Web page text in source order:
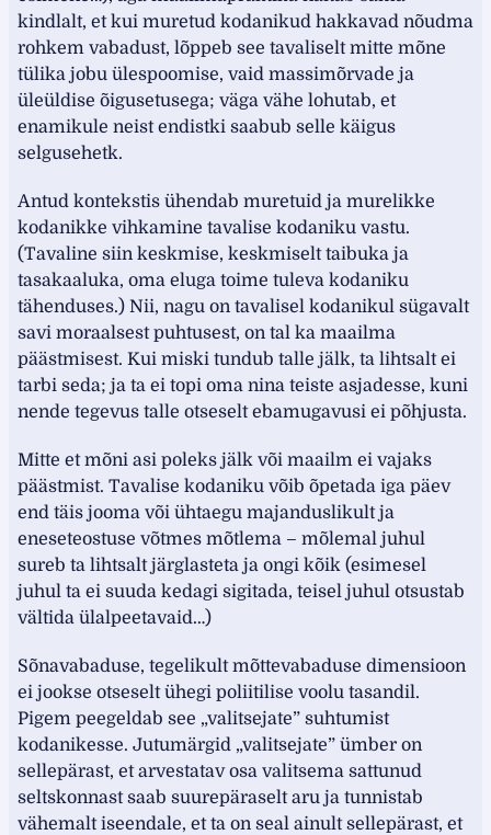
kindlalt, et kui muretud kodanikud hakkavad nõudma
rohkem vabadust, lõppeb see tavaliselt mitte mõne
tülika jobu ülespoomise, vaid massimõrvade ja
üleüldise õigusetusega; väga vähe lohutab, et
enamikule neist endistki saabub selle käigus
selgusehetk.
Antud kontekstis ühendab muretuid ja murelikke
kodanikke vihkamine tavalise kodaniku vastu.
(Tavaline siin keskmise, keskmiselt taibuka ja
tasakaaluka, oma eluga toime tuleva kodaniku
tähenduses.) Nii, nagu on tavalisel kodanikul sügavalt
savi moraalsest puhtusest, on tal ka maailma
päästmisest. Kui miski tundub talle jälk, ta lihtsalt ei
tarbi seda; ja ta ei topi oma nina teiste asjadesse, kuni
nende tegevus talle otseselt ebamugavusi ei põhjusta.
Mitte et mõni asi poleks jälk või maailm ei vajaks
päästmist. Tavalise kodaniku võib õpetada iga päev
end täis jooma või ühtaegu majanduslikult ja
eneseteostuse võtmes mõtlema – mõlemal juhul
sureb ta lihtsalt järglasteta ja ongi kõik (esimesel
juhul ta ei suuda kedagi sigitada, teisel juhul otsustab
vältida ülalpeetavaid…)
Sõnavabaduse, tegelikult mõttevabaduse dimensioon
ei jookse otseselt ühegi poliitilise voolu tasandil.
Pigem peegeldab see „valitsejate” suhtumist
kodanikesse. Jutumärgid „valitsejate” ümber on
sellepärast, et arvestatav osa valitsema sattunud
seltskonnast saab suurepäraselt aru ja tunnistab
vähemalt iseendale, et ta on seal ainult sellepärast, et